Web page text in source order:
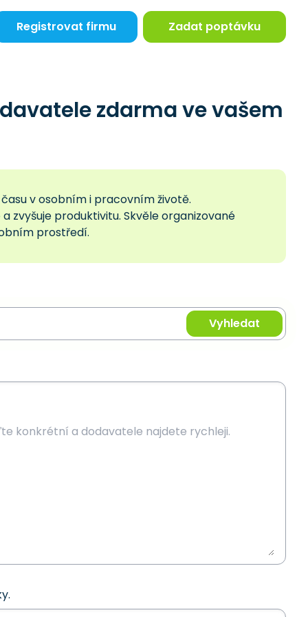
Registrovat firmu Zadat poptávku
zdarma ve vašem
v osobním i pracovním životě.
produktivitu. Skvěle organizované
prostředí.
Vyhledat